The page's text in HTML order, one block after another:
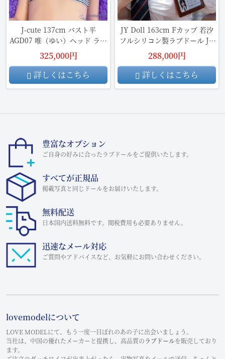
J-cute 137cm バスト平
AGD07 唯（ゆい）ヘッド ラブ
ドール ジーンズ少女
325,000円
詳しくはこちら
JY Doll 163cm Fカップ 若汐
フルシリコン製ラブドール JK
少女リアル ドール
288,000円
詳しくはこちら
豊富なオプション
ご自身の好みに合ったラブドールをご提供いたします。
すべてが正規品
掲載写真と同じドールをお届けいたします。
無料配送
日本国内送料無料です。関税費用も必要ありません。
迅速なメール対応
ご質問やアドバイスなど、お気軽にお問い合わせください。
lovemodelについて
LOVE MODELにて、もう一度一目ぼれのあの子に出会いましょう。
当社は、中国の優れたメーカーと提携し、高品質のラブドールを販売しており
ます。